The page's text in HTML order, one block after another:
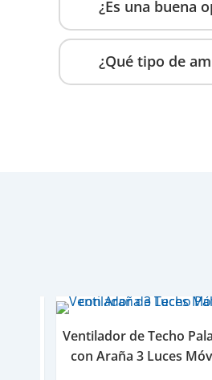
¿Es una buena
¿Qué tipo de
Ventilador de Techo
con Araña 3 Luces